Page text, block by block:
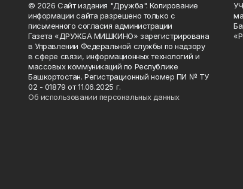
© 2026 Сайт издания "Дружба". Копирование
информации сайта разрешено только с
письменного согласия администрации
Газета «ДРУЖБА МИШКИНО» зарегистрирована
в Управлении Федеральной службы по надзору
в сфере связи, информационных технологий и
массовых коммуникаций по Республике
Башкортостан. Регистрационный номер ПИ № ТУ
02 - 01879 от 11.06.2025 г.
Об использовании персональных данных